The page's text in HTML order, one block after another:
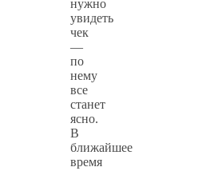
нужно
увидеть
чек
—
по
нему
все
станет
ясно.
В
ближайшее
время